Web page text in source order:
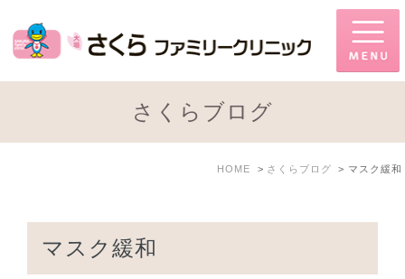
さくらブログ
HOME さくらブログ マスク緩和
マスク緩和